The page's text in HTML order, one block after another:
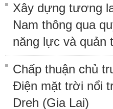
Xây dựng tương
Nam thông qua
năng lực và quản
Chấp thuận chủ
Điện mặt trời nổi
Dreh (Gia Lai)